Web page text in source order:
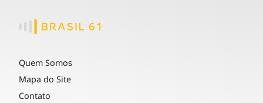
Quem Somos
Mapa do Site
Contato